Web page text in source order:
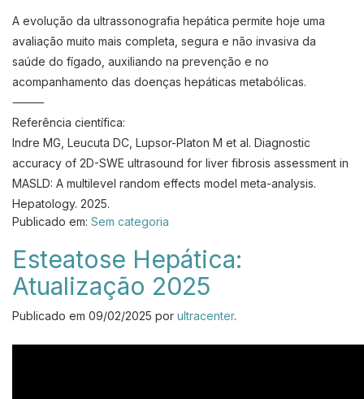
A evolução da ultrassonografia hepática permite hoje uma
avaliação muito mais completa, segura e não invasiva da
saúde do fígado, auxiliando na prevenção e no
acompanhamento das doenças hepáticas metabólicas.
⸻
Referência científica:
Indre MG, Leucuta DC, Lupsor-Platon M et al. Diagnostic
accuracy of 2D-SWE ultrasound for liver fibrosis assessment in
MASLD: A multilevel random effects model meta-analysis.
Hepatology. 2025.
Publicado em: Sem categoria
Esteatose Hepática:
Atualização 2025
Publicado em 09/02/2025 por ultracenter.